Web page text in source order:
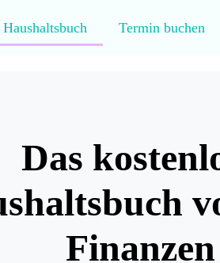
Haushaltsbuch Termin buchen
Das
Finanzen